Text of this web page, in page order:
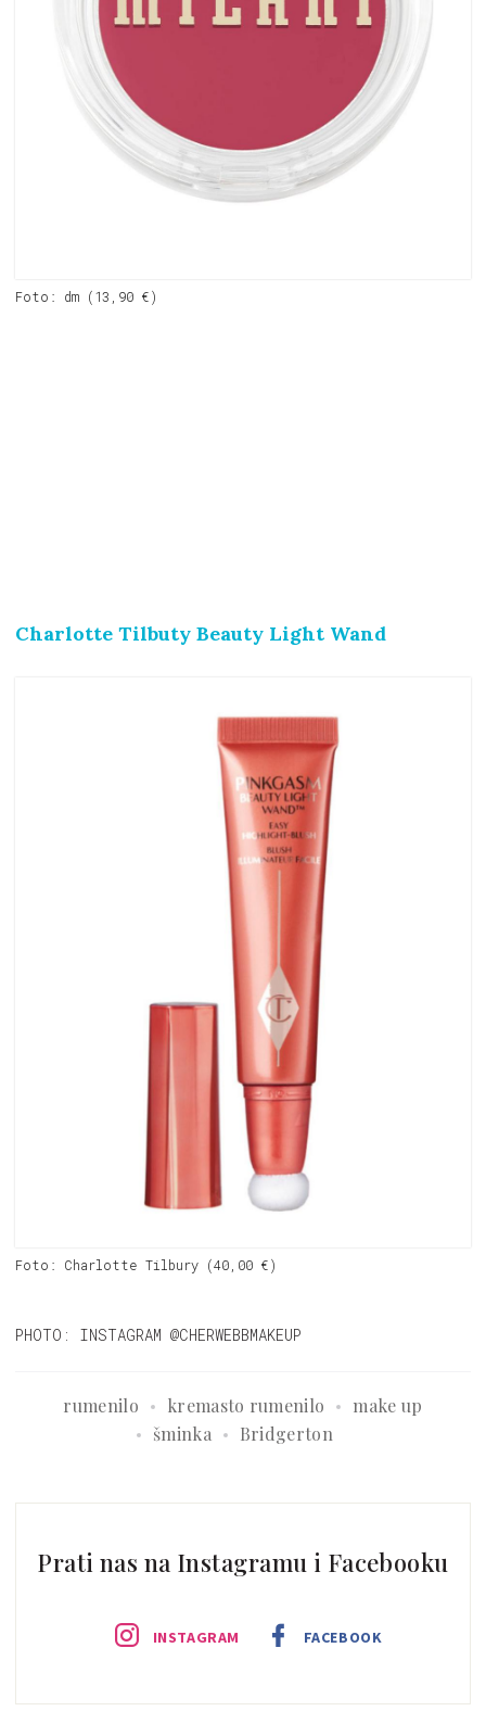
Foto: dm (13,90 €)
Charlotte Tilbuty Beauty Light Wand
Foto: Charlotte Tilbury (40,00 €)
PHOTO: INSTAGRAM @CHERWEBBMAKEUP
rumenilo kremasto rumenilo
make up
šminka
Bridgerton
Prati nas na Instagramu i Facebooku
INSTAGRAM FACEBOOK